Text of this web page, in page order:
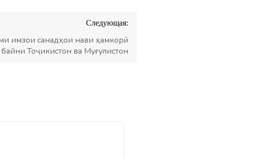
Следующая:
имзои санадҳои нави ҳамкорӣ
байни Тоҷикистон ва Муғулистон